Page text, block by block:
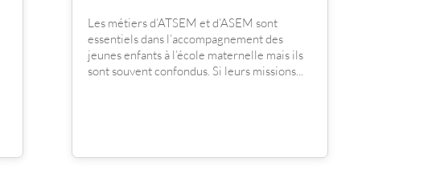
Les métiers d’ATSEM et d’ASEM sont
essentiels dans l’accompagnement des
jeunes enfants à l’école maternelle mais ils
sont souvent confondus. Si leurs missions...